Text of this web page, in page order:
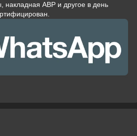
накладная АВР и другое в день